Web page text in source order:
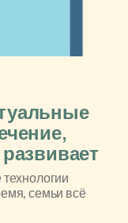
семьи всё